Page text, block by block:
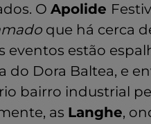
O Apolide
que há cerca
eventos estão
do Dora Baltea, e
bairro industrial
as Langhe,